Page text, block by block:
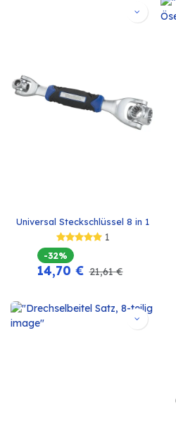
Universal Steckschlüssel 8 in 1
1
-32%
14,70 € 21,61€